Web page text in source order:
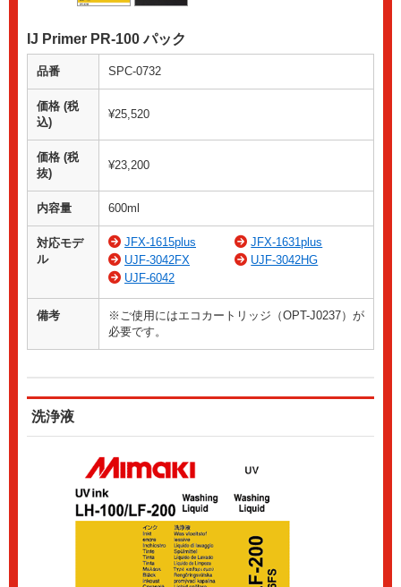
IJ Primer PR-100 パック
品番 SPC-0732
価格 (税
込)
¥25,520
価格 (税
抜)
¥23,200
内容量 600ml
対応モデ
ル
JFX-1615plus
JFX-1631plus
UJF-3042FX
UJF-3042HG
UJF-6042
備考
※ご使用にはエコカートリッジ（OPT-J0237）が
必要です。
洗浄液